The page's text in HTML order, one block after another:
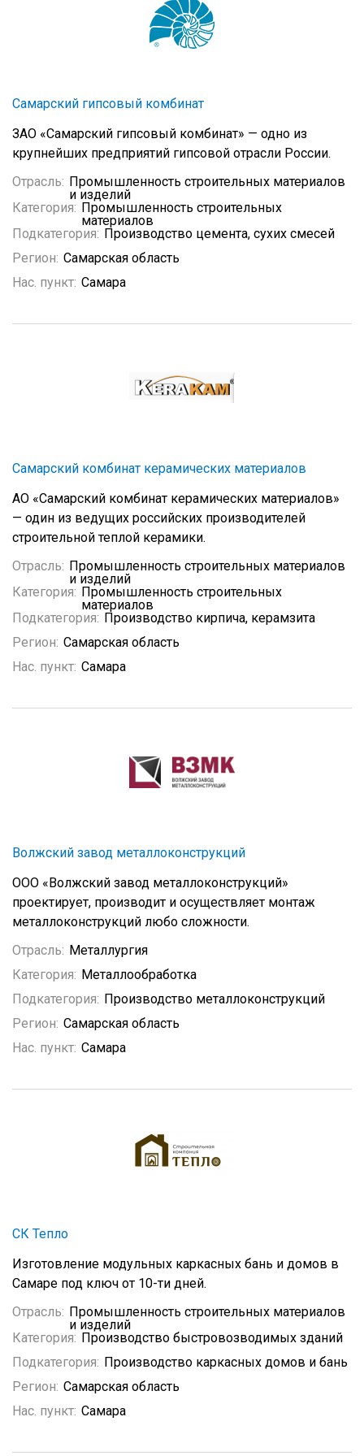
Самарский гипсовый комбинат
ЗАО «Самарский гипсовый комбинат» — одно из
крупнейших предприятий гипсовой отрасли России.
Отрасль: Промышленность строительных материалов
и изделий
Категория: Промышленность строительных
материалов
Подкатегория: Производство цемента, сухих смесей
Регион: Самарская область
Нас. пункт: Самара
Самарский комбинат керамических материалов
АО «Самарский комбинат керамических материалов»
— один из ведущих российских производителей
строительной теплой керамики.
Отрасль: Промышленность строительных материалов
и изделий
Категория: Промышленность строительных
материалов
Подкатегория: Производство кирпича, керамзита
Регион: Самарская область
Нас. пункт: Самара
Волжский завод металлоконструкций
ООО «Волжский завод металлоконструкций»
проектирует, производит и осуществляет монтаж
металлоконструкций любо сложности.
Отрасль: Металлургия
Категория: Металлообработка
Подкатегория: Производство металлоконструкций
Регион: Самарская область
Нас. пункт: Самара
СК Тепло
Изготовление модульных каркасных бань и домов в
Самаре под ключ от 10-ти дней.
Отрасль: Промышленность строительных материалов
и изделий
Категория: Производство быстровозводимых зданий
Подкатегория: Производство каркасных домов и бань
Регион: Самарская область
Нас. пункт: Самара